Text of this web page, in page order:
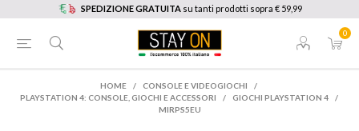
SPEDIZIONE GRATUITA su tanti prodotti sopra € 59,99
0
HOME / CONSOLE E VIDEOGIOCHI
/
PLAYSTATION 4: CONSOLE, GIOCHI E ACCESSORI
/ GIOCHI PLAYSTATION 4
/
MIRPS5EU